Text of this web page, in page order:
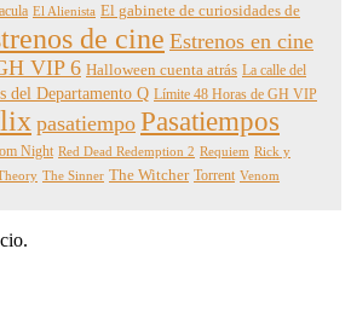
El Alienista El gabinete de curiosidades de
de cine Estrenos en cine
VIP 6 Halloween cuenta atrás La calle del
del Departamento Q Límite 48 Horas de GH VIP
pasatiempo Pasatiempos
Night Red Dead Redemption 2 Requiem Rick y
The Sinner The Witcher Torrent Venom